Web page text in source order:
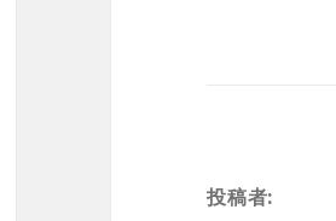
投稿者: